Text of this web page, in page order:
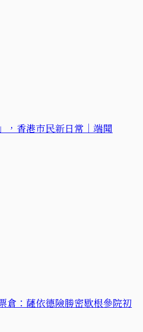
，香港市民新日常｜端聞
倉：薩依德險勝密歇根參院初